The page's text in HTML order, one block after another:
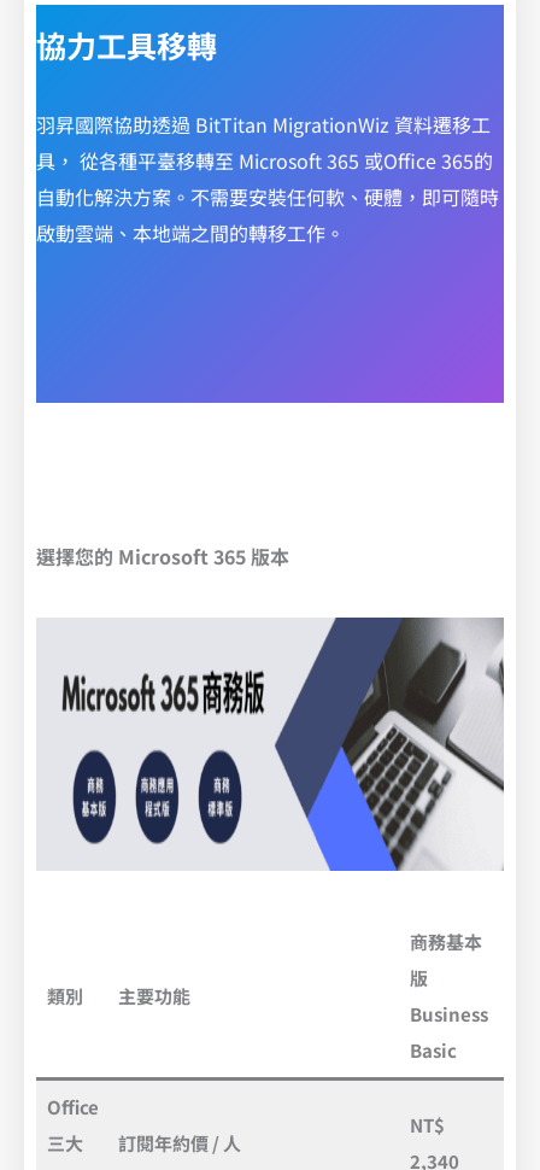
協力工具移轉
羽昇國際協助透過 BitTitan MigrationWiz 資料遷移工
具， 從各種平臺移轉至 Microsoft 365 或Office 365的
自動化解決方案。不需要安裝任何軟、硬體，即可隨時
啟動雲端、本地端之間的轉移工作。
選擇您的 Microsoft 365 版本
類別 主要功能
商務基本
版
Business
Basic
Office
三大
訂閱年約價 / 人
NT$
2,340